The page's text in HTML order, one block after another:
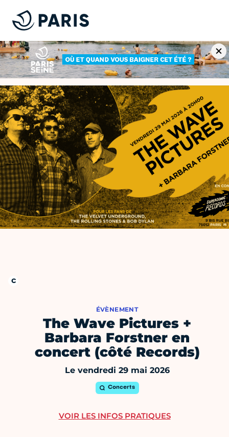
ÉVÈNEMENT
The Wave Pictures +
Barbara Forstner en
concert (côté Records)
Le vendredi 29 mai 2026
Concerts
VOIR LES INFOS PRATIQUES